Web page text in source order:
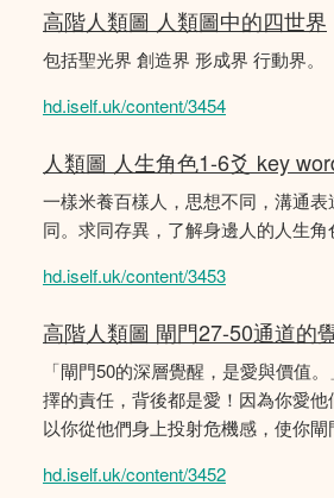
高階人類圖 人類圖中的四世界
包括聖光界 創造界 形成界 行動界。
hd.iself.uk/content/3454
人類圖 人生角色1-6爻 key
一樣米養百樣人，思想不同，溝通
同。求同存異，了解身邊人的人生角
hd.iself.uk/content/3453
高階人類圖 閘門27-50通道的
「閘門50的深層覺醒，是愛與價值
擇的責任，背後都是愛！因為你愛
以你從他們身上投射危機感，使你閘
hd.iself.uk/content/3452